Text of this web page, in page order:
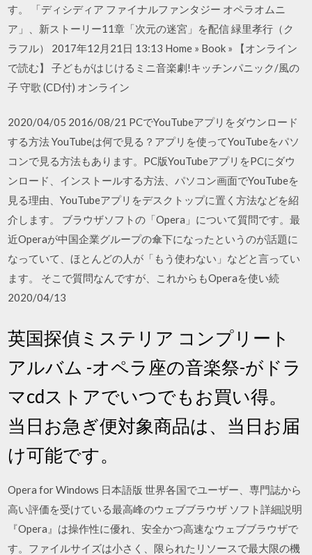
す。 「ディシディア ファイナルファンタジー オペラオムニ
ア」、新ストーリー11章「次元の迷宮」を配信 緑里孝行（ク
ラフル） 2017年12月21日 13:13 Home » Book » 【オンライン
で読む】 子どもがはじけるミニ音楽劇!キッチンパニック/風の
子 守歌 (CD付) オンライン
2020/04/05 2016/08/21 PCでYouTubeアプリをダウンロード
する方法 YouTubeは何で見る？アプリを使ってYouTubeをパソ
コンで見る方法もあります。PC版YouTubeアプリをPCにダウ
ンロード、インストールする方法、パソコン画面でYouTubeを
見る理由、YouTubeアプリをデスクトップに置く方法などを紹
介します。 ブラウザソフトの「Opera」について質問です。最
近Operaが中国企業グループの傘下になったというのが話題に
なっていて、ほとんどの人が「もう使わない」などと言ってい
ます。 そこで質問なんですが、これからもOperaを使い続
2020/04/13
英国探偵ミステリア コンプリート
アルバム -オペラ座の音楽祭-がドラ
マcdストアでいつでもお買い得。
当日お急ぎ便対象商品は、当日お届
け可能です。
Opera for Windows 日本語版 世界各国でユーザー、専門誌から
高い評価を受けている最高峰のウェブブラウザ ソフト詳細説明
『Opera』は操作性に優れ、安全かつ高速なウェブブラウザで
す。ファイルサイズは小さく、限られたリソースで最大限の機